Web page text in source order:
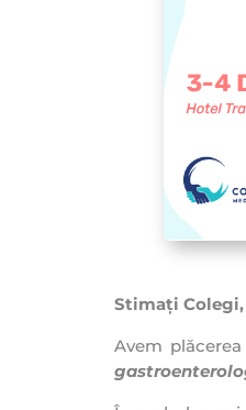
Stimați Colegi,
Avem